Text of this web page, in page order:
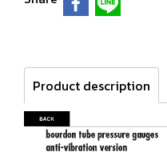
Product description